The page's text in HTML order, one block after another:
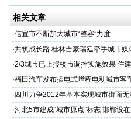
相关文章
·信宜市不断加大城市“整容”力度
·共筑成长路 桂林吉豪瑞廷牵手城市媒
·2/3城市已上报楼市调控实施效果 住
·福田汽车发布插电式增程电动城市客
· 四川力争2012年基本实现城市街面
·河北5市建成“城市原点”标志 邯郸设